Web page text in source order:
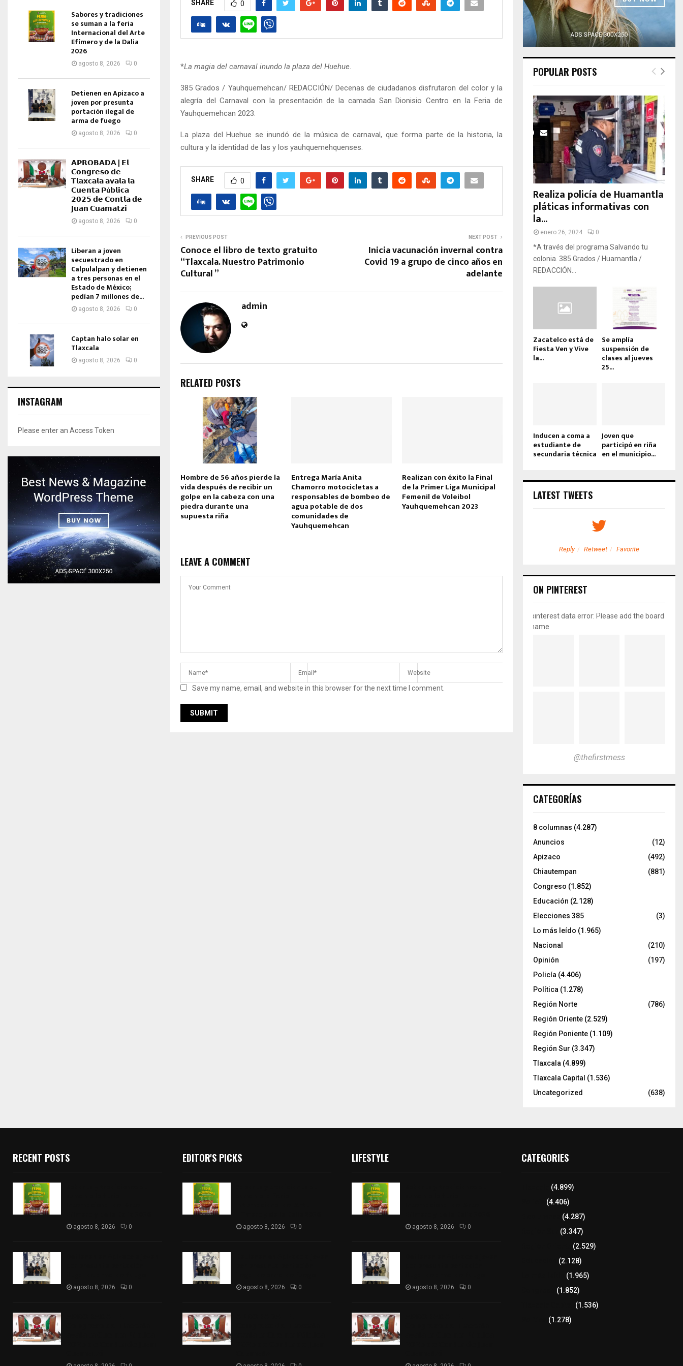
SHARE 0
*La magia del carnaval inundo la plaza del Huehue
385 Grados / Yauhquemehcan/ REDACCIÓN/ Decenas de ciudadanos disfrutaron del color y la
alegría del Carnaval con la presentación de la camada San Dionisio Centro en la Feria de
Yauhquemehcan 2023.
La plaza del Huehue se inundó de la música de carnaval, que forma parte de la historia, la
cultura y la identidad de las y los yauhquemehquenses.
SHARE 0
PREVIOUS POST
Conoce el libro de texto gratuito
“Tlaxcala. Nuestro Patrimonio
Cultural ”
NEXT POST
Inicia vacunación invernal contra
Covid 19 a grupo de cinco años en
adelante
admin
RELATED POSTS
Hombre de 56 años pierde la
vida después de recibir un
golpe en la cabeza con una
piedra durante una
supuesta riña
Entrega María Anita
Chamorro motocicletas a
responsables de bombeo de
agua potable de dos
comunidades de
Yauhquemehcan
Realizan con éxito la Final
de la Primer Liga Municipal
Femenil de Voleibol
Yauhquemehcan 2023
LEAVE A COMMENT
Save my name, email, and website in this browser for the next time I comment.
Sabores y tradiciones
se suman a la feria
Internacional del Arte
Efímero y de la Dalia
2026
agosto 8, 2026 0
Detienen en Apizaco a
joven por presunta
portación ilegal de
arma de fuego
agosto 8, 2026 0
𝗔𝗣𝗥𝗢𝗕𝗔𝗗𝗔 | 𝗘𝗹
𝗖𝗼𝗻𝗴𝗿𝗲𝘀𝗼 𝗱𝗲
𝗧𝗹𝗮𝘅𝗰𝗮𝗹𝗮 𝗮𝘃𝗮𝗹𝗮 𝗹𝗮
𝗖𝘂𝗲𝗻𝘁𝗮 𝗣ú𝗯𝗹𝗶𝗰𝗮
𝟮𝟬𝟮𝟱 𝗱𝗲 𝗖𝗼𝗻𝘁𝗹𝗮 𝗱𝗲
𝗝𝘂𝗮𝗻 𝗖𝘂𝗮𝗺𝗮𝘁𝘇𝗶
agosto 8, 2026 0
Liberan a joven
secuestrado en
Calpulalpan y detienen
a tres personas en el
Estado de México;
pedían 7 millones de...
agosto 8, 2026 0
Captan halo solar en
Tlaxcala
agosto 8, 2026 0
INSTAGRAM
Please enter an Access Token
POPULAR POSTS
Realiza policía de Huamantla
pláticas informativas con
la...
enero 26, 2024 0
*A través del programa Salvando tu
colonia. 385 Grados / Huamantla /
REDACCIÓN...
Zacatelco está de
Fiesta Ven y Vive
la...
Se amplía
suspensión de
clases al jueves
25...
Inducen a coma a
estudiante de
secundaria técnica
Joven que
participó en riña
en el municipio...
LATEST TWEETS
Reply Retweet Favorite
ON PINTEREST
pinterest data error: Please add the board
name
@thefirstmess
CATEGORÍAS
8 columnas (4.287)
Anuncios
(12)
Apizaco
(492)
Chiautempan
(881)
Congreso (1.852)
Educación (2.128)
Elecciones 385
(3)
Lo más leído (1.965)
Nacional
(210)
Opinión
(197)
Policía (4.406)
Política (1.278)
Región Norte
(786)
Región Oriente (2.529)
Región Poniente (1.109)
Región Sur (3.347)
Tlaxcala (4.899)
Tlaxcala Capital (1.536)
Uncategorized
(638)
RECENT POSTS
agosto 8, 2026 0
agosto 8, 2026 0
EDITOR'S PICKS
agosto 8, 2026 0
agosto 8, 2026 0
LIFESTYLE
agosto 8, 2026 0
agosto 8, 2026 0
CATEGORIES
(4.899)
(4.406)
(4.287)
(3.347)
(2.529)
(2.128)
(1.965)
(1.852)
(1.536)
(1.278)